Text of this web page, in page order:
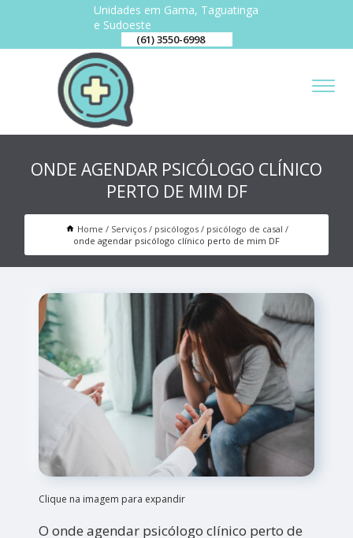
Unidades em Gama, Taguatinga
e Sudoeste
(61) 3550-6998
ONDE AGENDAR PSICÓLOGO CLÍNICO
PERTO DE MIM DF
Home Serviços psicólogos
psicólogo de casal
onde agendar psicólogo clínico perto de mim DF
Clique na imagem para expandir
O onde agendar psicólogo clínico perto de